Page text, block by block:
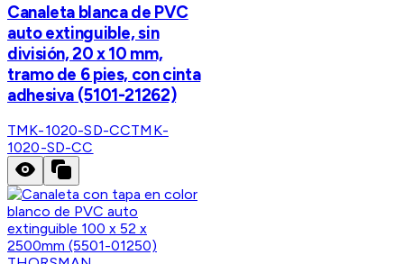
Canaleta blanca de PVC
auto extinguible, sin
división, 20 x 10 mm,
tramo de 6 pies, con cinta
adhesiva (5101-21262)
TMK-1020-SD-CCTMK-
1020-SD-CC